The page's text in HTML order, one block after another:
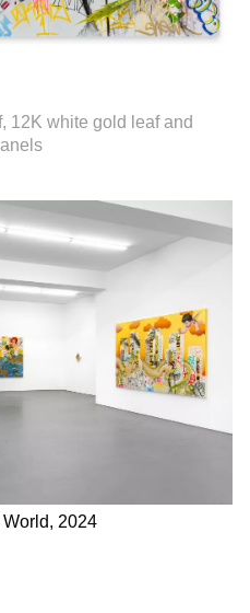
12K white gold leaf and
2024